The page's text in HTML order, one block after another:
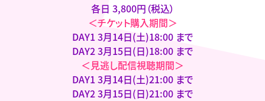
各日 3,800円（税込）
＜チケット購入期間＞
DAY1 3月14日(土)18:00 まで
DAY2 3月15日(日)18:00 まで
＜見逃し配信視聴期間＞
DAY1 3月14日(土)21:00 まで
DAY2 3月15日(日)21:00 まで